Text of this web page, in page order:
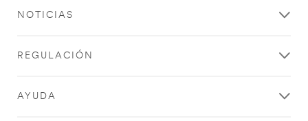
NOTICIAS
REGULACIÓN
AYUDA